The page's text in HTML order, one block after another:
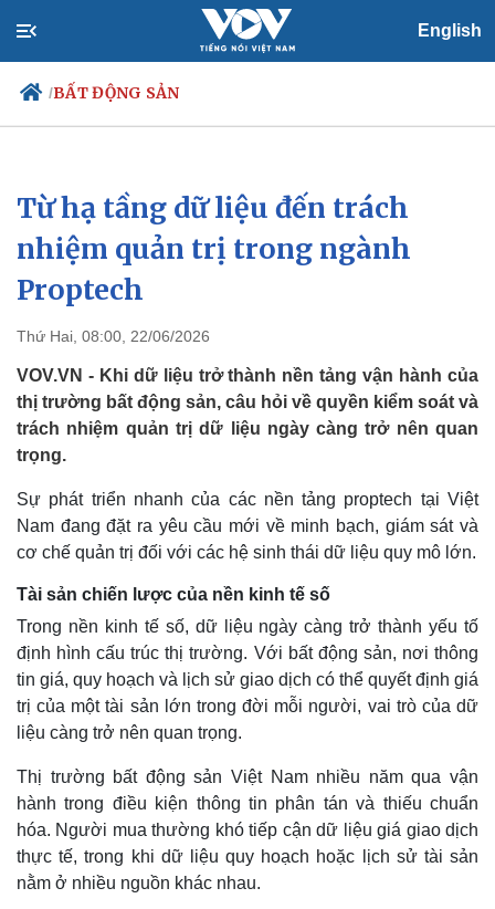
English
/BẤT ĐỘNG SẢN
Chính trị
Đảng
Tổ chức nhân sự
Quốc hội
Nhận diện sự thật
Xã hội
Dự báo thời tiết
Từ hạ tầng dữ liệu đến trách
nhiệm quản trị trong ngành
Proptech
Thứ Hai, 08:00, 22/06/2026
VOV.VN - Khi dữ liệu trở thành nền tảng vận hành của
thị trường bất động sản, câu hỏi về quyền kiểm soát và
trách nhiệm quản trị dữ liệu ngày càng trở nên quan
trọng.
Sự phát triển nhanh của các nền tảng proptech tại Việt
Nam đang đặt ra yêu cầu mới về minh bạch, giám sát và
cơ chế quản trị đối với các hệ sinh thái dữ liệu quy mô lớn.
Tài sản chiến lược của nền kinh tế số
Trong nền kinh tế số, dữ liệu ngày càng trở thành yếu tố
định hình cấu trúc thị trường. Với bất động sản, nơi thông
tin giá, quy hoạch và lịch sử giao dịch có thể quyết định giá
trị của một tài sản lớn trong đời mỗi người, vai trò của dữ
liệu càng trở nên quan trọng.
Thị trường bất động sản Việt Nam nhiều năm qua vận
hành trong điều kiện thông tin phân tán và thiếu chuẩn
hóa. Người mua thường khó tiếp cận dữ liệu giá giao dịch
thực tế, trong khi dữ liệu quy hoạch hoặc lịch sử tài sản
nằm ở nhiều nguồn khác nhau.